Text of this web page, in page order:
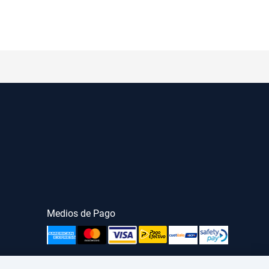
Medios de Pago